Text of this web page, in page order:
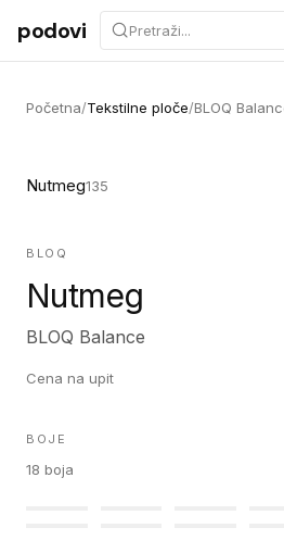
Preskoči na sadržaj
podovi
Početna/Tekstilne ploče/BLOQ
Nutmeg135
BLOQ
Nutmeg
BLOQ Balance
Cena na upit
BOJE
18 boja